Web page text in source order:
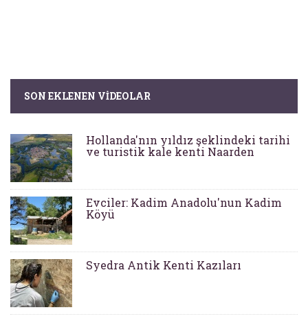
SON EKLENEN VIDEOLAR
Hollanda'nın yıldız şeklindeki tarihi
ve turistik kale kenti Naarden
Evciler: Kadim Anadolu'nun Kadim
Köyü
Syedra Antik Kenti Kazıları